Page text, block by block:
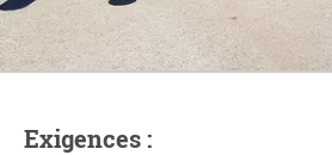
Exigences :